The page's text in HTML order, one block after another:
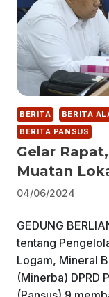
BERITA
BERITA
BERITA PANSUS
Gelar
Muatan
04/06/2024
GEDUNG
tentang
Logam, Mineral
(Minerba) DPRD